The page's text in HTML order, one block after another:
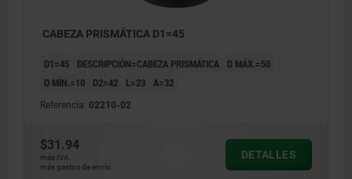
CABEZA PRISMÁTICA D1=45
D1=45 DESCRIPCIÓN=CABEZA PRISMÁTICA
D MÁX.=50
D MÍN.=10
D2=42 L=23 A=32
Referencia: 02210-02
$31.94
más IVA.
más gastos de envío
DETALLES